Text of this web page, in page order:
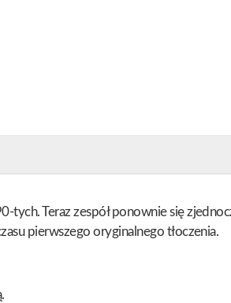
Teraz zespół ponownie się
pierwszego oryginalnego tłoczenia.